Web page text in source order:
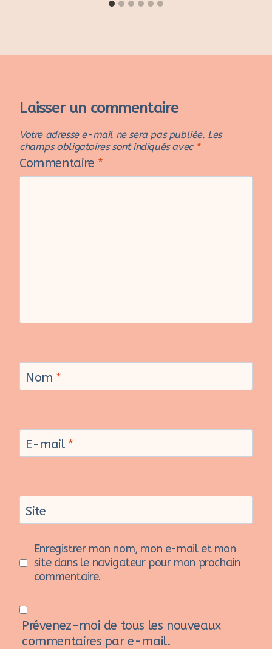
Laisser un commentaire
Votre adresse e-mail ne sera pas publiée. Les
champs obligatoires sont indiqués avec *
Commentaire *
Nom *
E-mail *
Site
Enregistrer mon nom, mon e-mail et mon
site dans le navigateur pour mon prochain
commentaire.
Prévenez-moi de tous les nouveaux
commentaires par e-mail.